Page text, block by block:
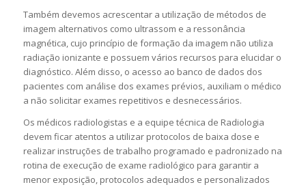
Também devemos acrescentar a utilização de métodos de
imagem alternativos como ultrassom e a ressonância
magnética, cujo princípio de formação da imagem não utiliza
radiação ionizante e possuem vários recursos para elucidar o
diagnóstico. Além disso, o acesso ao banco de dados dos
pacientes com análise dos exames prévios, auxiliam o médico
a não solicitar exames repetitivos e desnecessários.
Os médicos radiologistas e a equipe técnica de Radiologia
devem ficar atentos a utilizar protocolos de baixa dose e
realizar instruções de trabalho programado e padronizado na
rotina de execução de exame radiológico para garantir a
menor exposição, protocolos adequados e personalizados